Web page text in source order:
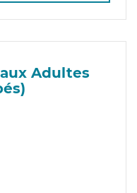
aux Adultes